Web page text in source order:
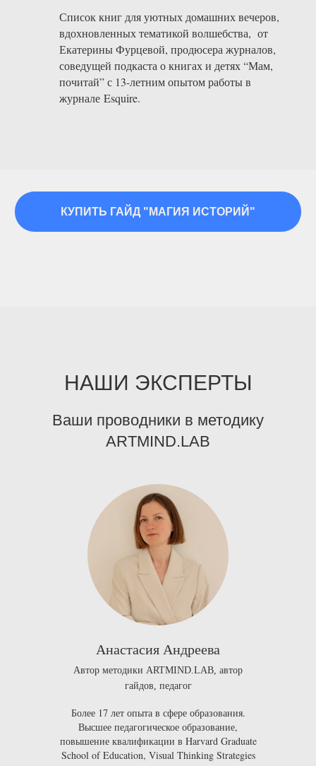
Список книг для уютных домашних вечеров,
вдохновленных тематикой волшебства, от
Екатерины Фурцевой, продюсера журналов,
соведущей подкаста о книгах и детях “Мам,
почитай” с 13-летним опытом работы в
журнале Esquire.
КУПИТЬ ГАЙД "МАГИЯ ИСТОРИЙ"
НАШИ ЭКСПЕРТЫ
Ваши проводники в методику
ARTMIND.LAB
Анастасия Андреева
Автор методики ARTMIND.LAB, автор
гайдов, педагог
Более 17 лет опыта в сфере образования.
Высшее педагогическое образование,
повышение квалификации в Harvard Graduate
School of Education, Visual Thinking Strategies